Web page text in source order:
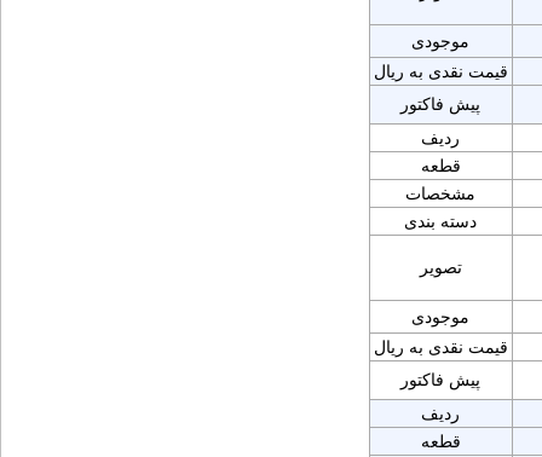
موجودی
قیمت نقدی به ریال
پیش فاکتور
ردیف
قطعه
مشخصات
دسته بندی
تصویر
موجودی
قیمت نقدی به ریال
پیش فاکتور
ردیف
قطعه